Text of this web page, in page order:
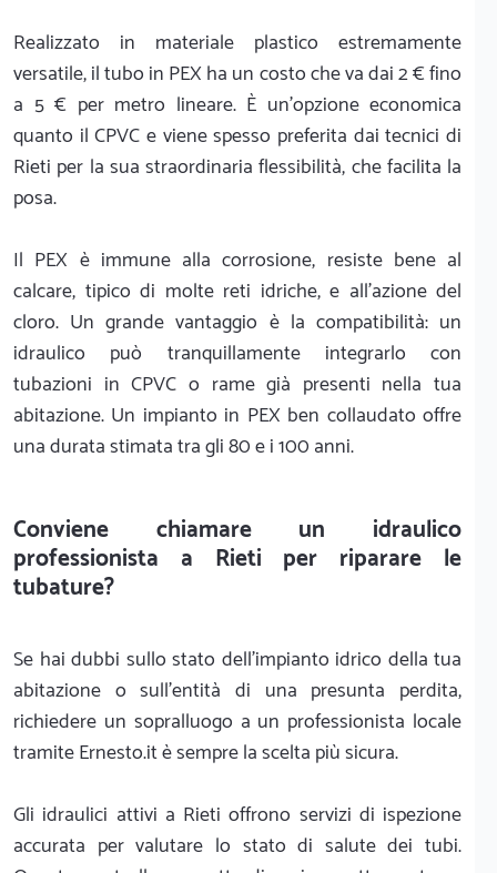
Realizzato in materiale plastico estremamente
versatile, il tubo in PEX ha un costo che va dai 2 € fino
a 5 € per metro lineare. È un'opzione economica
quanto il CPVC e viene spesso preferita dai tecnici di
Rieti per la sua straordinaria flessibilità, che facilita la
posa.
Il PEX è immune alla corrosione, resiste bene al
calcare, tipico di molte reti idriche, e all'azione del
cloro. Un grande vantaggio è la compatibilità: un
idraulico può tranquillamente integrarlo con
tubazioni in CPVC o rame già presenti nella tua
abitazione. Un impianto in PEX ben collaudato offre
una durata stimata tra gli 80 e i 100 anni.
Conviene chiamare un idraulico
professionista a Rieti per riparare le
tubature?
Se hai dubbi sullo stato dell'impianto idrico della tua
abitazione o sull'entità di una presunta perdita,
richiedere un sopralluogo a un professionista locale
tramite Ernesto.it è sempre la scelta più sicura.
Gli idraulici attivi a Rieti offrono servizi di ispezione
accurata per valutare lo stato di salute dei tubi.